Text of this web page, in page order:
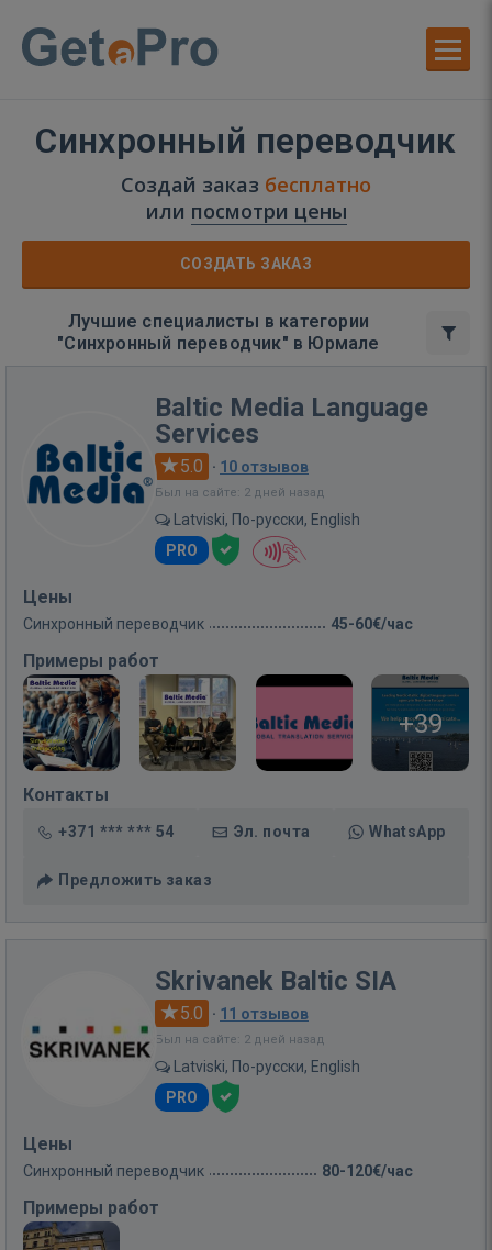
Синхронный переводчик
Создай заказ бесплатно
или посмотри цены
СОЗДАТЬ ЗАКАЗ
Лучшие специалисты в категории
"Синхронный переводчик" в Юрмале
Baltic Media Language
Services
5.0 · 10 отзывов
Был на сайте: 2 дней назад
Latviski, По-русски, English
PRO
Цены
Синхронный переводчик 45-60€/час
Примеры работ
+39
Контакты
+371 *** *** 54 Эл. почта WhatsApp
Предложить заказ
Skrivanek Baltic SIA
5.0 · 11 отзывов
Был на сайте: 2 дней назад
Latviski, По-русски, English
PRO
Цены
Синхронный переводчик 80-120€/час
Примеры работ